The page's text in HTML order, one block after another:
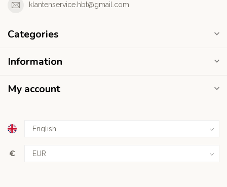
klantenservice.hbt@gmail.com
Categories
Information
My account
€